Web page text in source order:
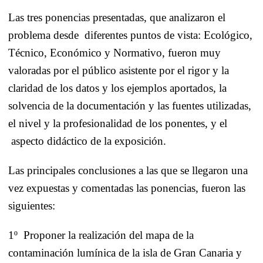
Las tres ponencias presentadas, que analizaron el
problema desde diferentes puntos de vista: Ecológico,
Técnico, Económico y Normativo, fueron muy
valoradas por el público asistente por el rigor y la
claridad de los datos y los ejemplos aportados, la
solvencia de la documentación y las fuentes utilizadas,
el nivel y la profesionalidad de los ponentes, y el
aspecto didáctico de la exposición.
Las principales conclusiones a las que se llegaron una
vez expuestas y comentadas las ponencias, fueron las
siguientes:
1º Proponer la realización del mapa de la
contaminación lumínica de la isla de Gran Canaria y